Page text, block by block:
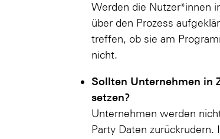
Werden die Nutzer*innen
über den Prozess
treffen, ob sie am
nicht.
Sollten Unternehmen in
setzen?
Unternehmen werden
Party Daten